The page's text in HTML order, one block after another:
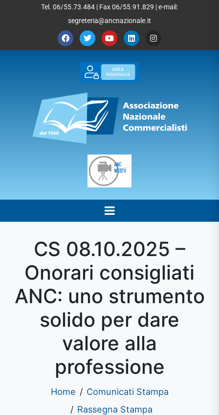
Tel. 06/55.73.484 | Fax 06/55.91.829 | e-mail:
segreteria@ancnazionale.it
CS 08.10.2025 –
Onorari consigliati
ANC: uno strumento
solido per dare
valore alla
professione
Home
Comunicati Stampa
Rassegna Stampa